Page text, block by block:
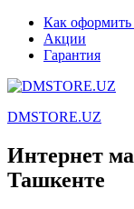
Как оформить
Акции
Гарантия
DMSTORE.UZ
Интернет
Ташкенте